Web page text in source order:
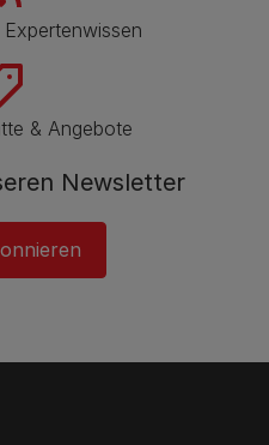
& Angebote
Newsletter